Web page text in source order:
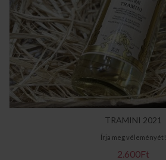
TRAMINI 2021
Írja meg véleményét!
2.600Ft